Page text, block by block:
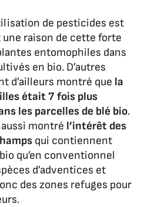
de pesticides est
raison de cette forte
entomophiles dans
en bio. D’autres
d’ailleurs montré que la
était 7 fois plus
les parcelles de blé bio.
montré l’intérêt des
qui contiennent
qu’en conventionnel
d’adventices et
des zones refuges pour